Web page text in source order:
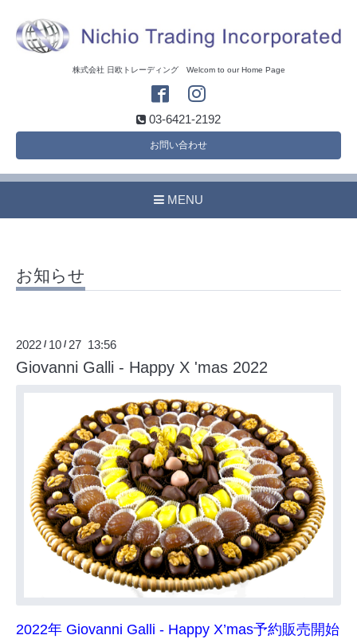
株式会社 日欧トレーディング Welcom to our Home Page
03-6421-2192
お問い合わせ
MENU
お知らせ
2022 / 10 / 27 13:56
Giovanni Galli - Happy X 'mas 2022
2022年 Giovanni Galli - Happy X’mas予約販売開始